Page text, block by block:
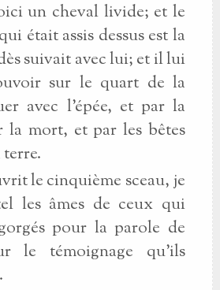
un cheval livide; et le
était assis dessus est la
suivait avec lui; et il lui
sur le quart de la
avec l’épée, et par la
la mort, et par les bêtes
terre.
le cinquième sceau, je
les âmes de ceux qui
pour la parole de
le témoignage qu’ils